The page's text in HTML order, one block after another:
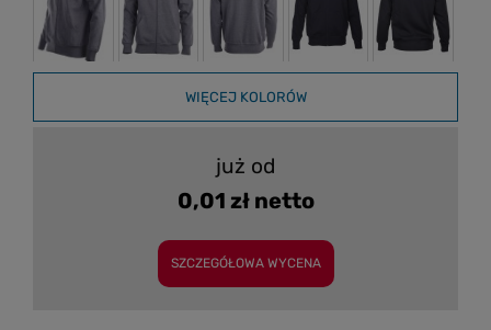
WIĘCEJ KOLORÓW
już od
0,01 zł netto
SZCZEGÓŁOWA WYCENA